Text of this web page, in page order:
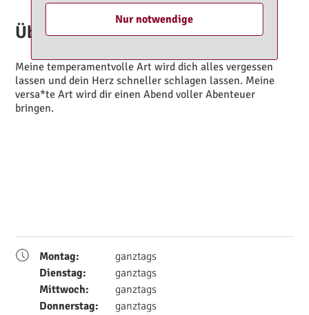
Nur notwendige
Über Eliza
Meine temperamentvolle Art wird dich alles vergessen
lassen und dein Herz schneller schlagen lassen. Meine
versa*te Art wird dir einen Abend voller Abenteuer
bringen.
Montag:
ganztags
Dienstag:
ganztags
Mittwoch:
ganztags
Donnerstag:
ganztags